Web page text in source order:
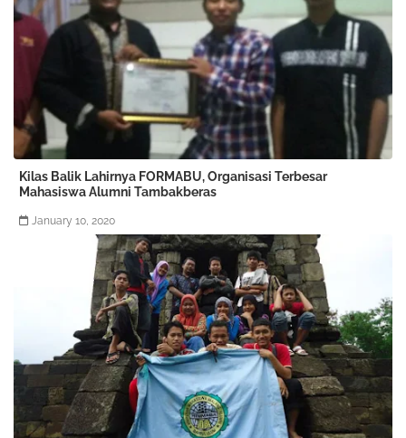
Kilas Balik Lahirnya FORMABU, Organisasi Terbesar
Mahasiswa Alumni Tambakberas
January 10, 2020